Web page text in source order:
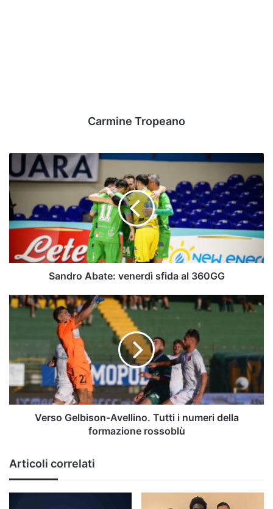
Carmine Tropeano
Sandro
Abate:
venerdì
sfida
al
360GG
Sandro Abate: venerdì sfida al 360GG
Verso
Gelbison-
numeri
della
formazione
rossoblù
Verso Gelbison-Avellino. Tutti i numeri della
formazione rossoblù
Articoli correlati